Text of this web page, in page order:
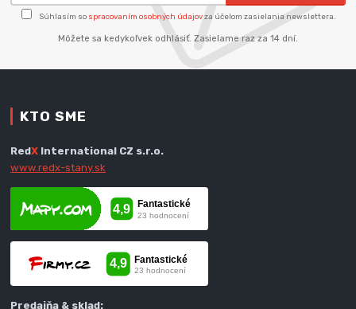
Súhlasím so spracovaním osobných údajovza účelom zasielania newslettera.
Môžete sa kedykoľvek odhlásiť. Zasielame raz za 14 dní.
KTO SME
RedX International CZ s.r.o.
www.redx-stany.sk
Predajňa & sklad: